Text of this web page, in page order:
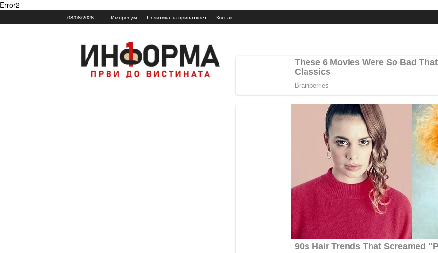
Error2
08/08/2026 Импресум Политика за приватност Контакт
Informa.mk